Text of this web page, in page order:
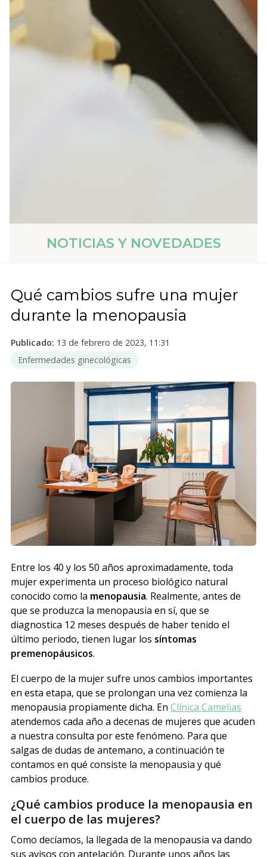
NOTICIAS Y NOVEDADES
Qué cambios sufre una mujer
durante la menopausia
Publicado: 13 de febrero de 2023, 11:31
Enfermedades ginecológicas
Entre los 40 y los 50 años aproximadamente, toda
mujer experimenta un proceso biológico natural
conocido como la menopausia. Realmente, antes de
que se produzca la menopausia en sí, que se
diagnostica 12 meses después de haber tenido el
último periodo, tienen lugar los síntomas
premenopáusicos.
El cuerpo de la mujer sufre unos cambios importantes
en esta etapa, que se prolongan una vez comienza la
menopausia propiamente dicha. En Clínica Camelias
atendemos cada año a decenas de mujeres que acuden
a nuestra consulta por este fenómeno. Para que
salgas de dudas de antemano, a continuación te
contamos en qué consiste la menopausia y qué
cambios produce.
¿Qué cambios produce la menopausia en
el cuerpo de las mujeres?
Como decíamos, la llegada de la menopausia va dando
sus avisos con antelación. Durante unos años las